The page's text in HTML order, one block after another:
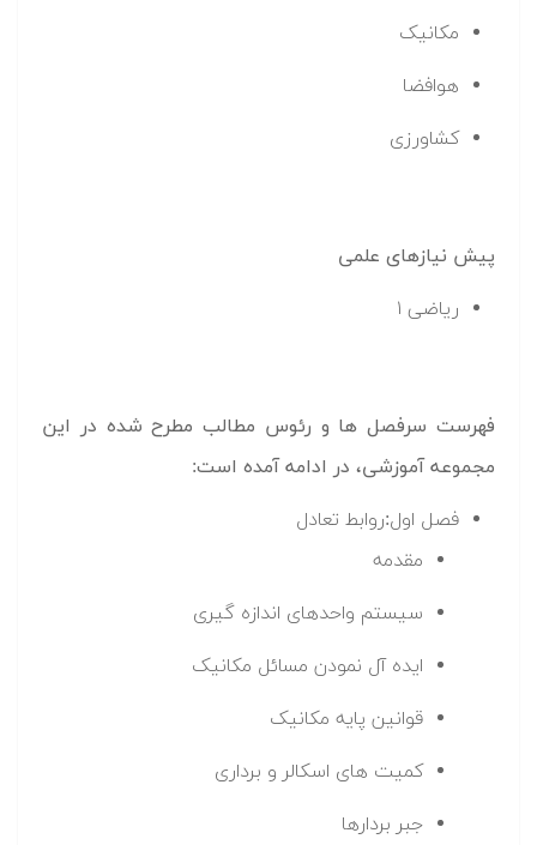
مکانیک
هوافضا
کشاورزی
پیش نیازهای علمی
ریاضی ۱
فهرست سرفصل ها و رئوس مطالب مطرح شده در این
مجموعه آموزشی، در ادامه آمده است:
فصل اول:روابط تعادل
مقدمه
سیستم واحدهای اندازه گیری
ایده آل نمودن مسائل مکانیک
قوانین پایه مکانیک
کمیت های اسکالر و برداری
جبر بردارها